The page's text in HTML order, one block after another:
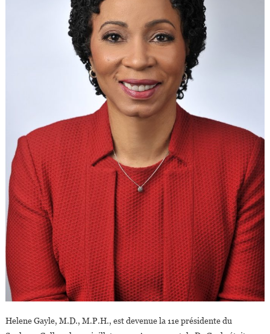
Helene Gayle, M.D., M.P.H., est devenue la 11e présidente du